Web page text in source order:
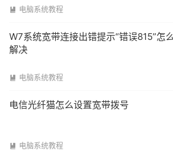
 电脑系统教程
W7系统宽带连接出错提示“错误815”怎
解决
 电脑系统教程
电信光纤猫怎么设置宽带拨号
 电脑系统教程